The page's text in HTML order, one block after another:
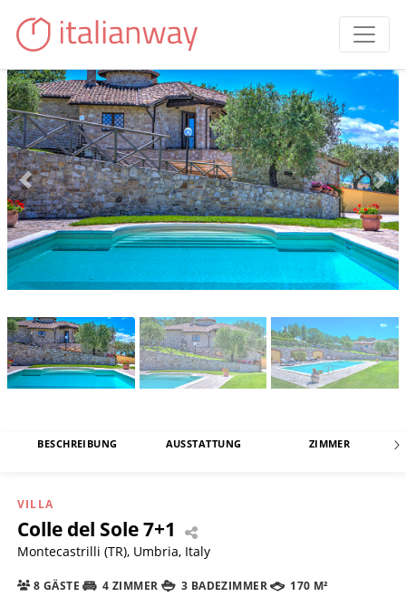
BESCHREIBUNG AUSSTATTUNG ZIMMER
VILLA
Colle del Sole 7+1
Montecastrilli (TR), Umbria, Italy
8 GÄSTE 4 ZIMMER 3 BADEZIMMER 170 M²